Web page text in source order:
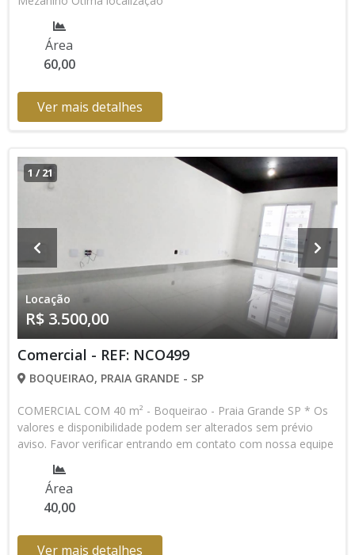
Área
60,00
Ver mais detalhes
1 /21
Locação
R$ 3.500,00
Comercial - REF: NCO499
BOQUEIRAO, PRAIA GRANDE - SP
COMERCIAL COM 40 m² - Boqueirao - Praia Grande SP * Os
valores e disponibilidade podem ser alterados sem prévio
aviso. Favor verificar entrando em contato com nossa equipe
Área
40,00
Ver mais detalhes